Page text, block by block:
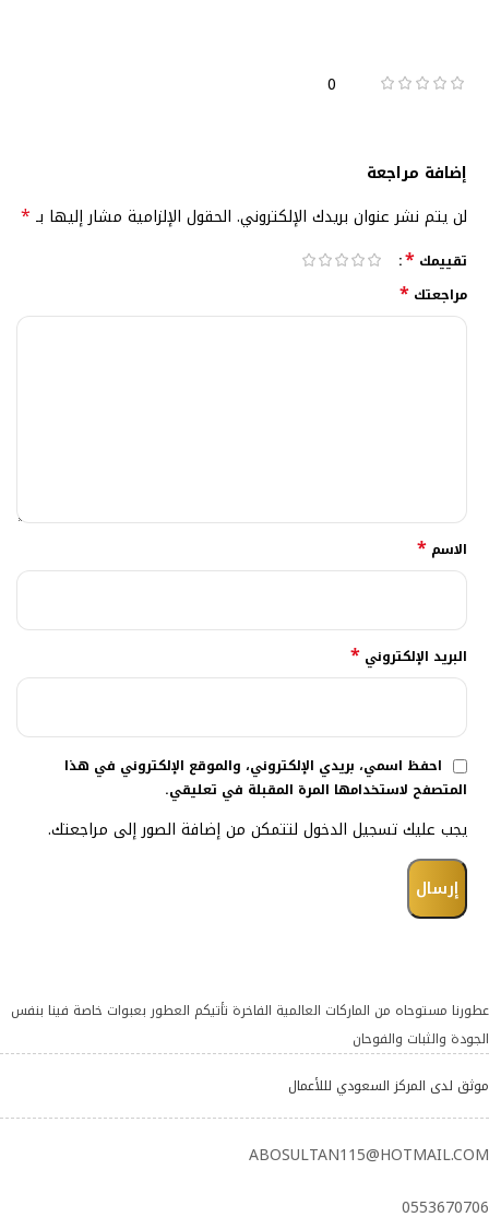
0
إضافة مراجعة
لن يتم نشر عنوان بريدك الإلكتروني. الحقول الإلزامية مشار إليها بـ *
تقييمك *
مراجعتك *
الاسم *
البريد الإلكتروني *
احفظ اسمي، بريدي الإلكتروني، والموقع الإلكتروني في هذا
المتصفح لاستخدامها المرة المقبلة في تعليقي.
يجب عليك تسجيل الدخول لتتمكن من إضافة الصور إلى مراجعتك.
عطورنا مستوحاه من الماركات العالمية الفاخرة تأتيكم العطور بعبوات خاصة فينا بنفس
الجودة والثبات والفوحان
موثق لدى المركز السعودي لللأعمال
ABOSULTAN115@HOTMAIL.COM
0553670706